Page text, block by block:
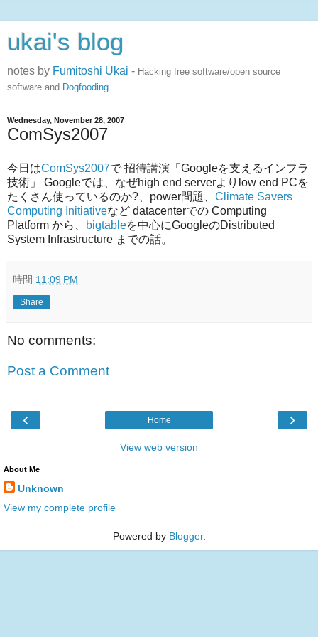
ukai's blog
notes by Fumitoshi Ukai - Hacking free software/open source
software and Dogfooding
Wednesday, November 28, 2007
ComSys2007
今日はComSys2007で 招待講演「Googleを支えるインフラ
技術」 Googleでは、なぜhigh end serverよりlow end PCを
たくさん使っているのか?、power問題、 Climate Savers
Computing Initiativeなど datacenterでの Computing
Platform から、
bigtableを中心にGoogleのDistributed
System Infrastructure までの話。
時間 11:09 PM
Share
No comments:
Post a Comment
‹ ›
Home
View web version
About Me
Unknown
View my complete profile
Powered by Blogger.